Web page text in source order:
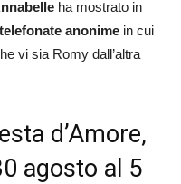
ha mostrato in
telefonate anonime in cui
vi sia Romy dall’altra
d’Amore,
agosto al 5